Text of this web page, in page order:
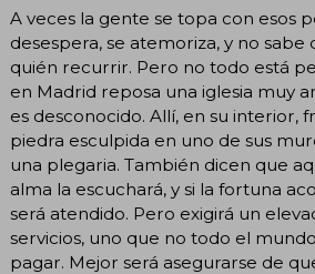
A veces la gente se topa con esos
desespera, se atemoriza, y no sabe
quién recurrir. Pero no todo está
en Madrid reposa una iglesia muy
es desconocido. Allí, en su interior,
piedra esculpida en uno de sus
una plegaria. También dicen que
alma la escuchará, y si la fortuna
será atendido. Pero exigirá un
servicios, uno que no todo el
pagar. Mejor será asegurarse de